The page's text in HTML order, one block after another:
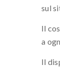
sul
Il
a
Il